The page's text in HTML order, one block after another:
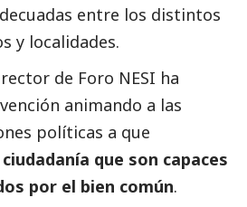
entre los distintos
y localidades.
de Foro NESI ha
animando a las
políticas a que
que son capaces
por el bien común.